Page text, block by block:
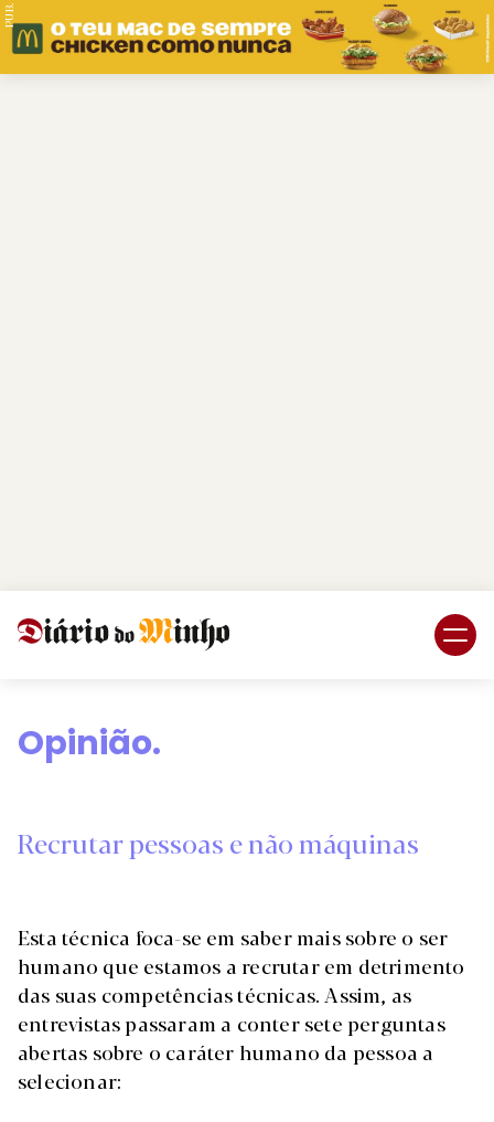
PUB.
Opinião.
Recrutar pessoas e não máquinas
Esta técnica foca-se em saber mais sobre o ser
humano que estamos a recrutar em detrimento
das suas competências técnicas. Assim, as
entrevistas passaram a conter sete perguntas
abertas sobre o caráter humano da pessoa a
selecionar: